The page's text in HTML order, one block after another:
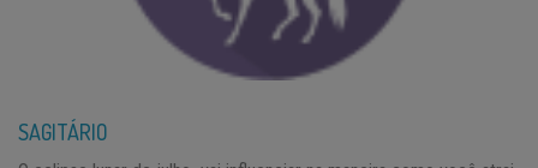
SAGITÁRIO